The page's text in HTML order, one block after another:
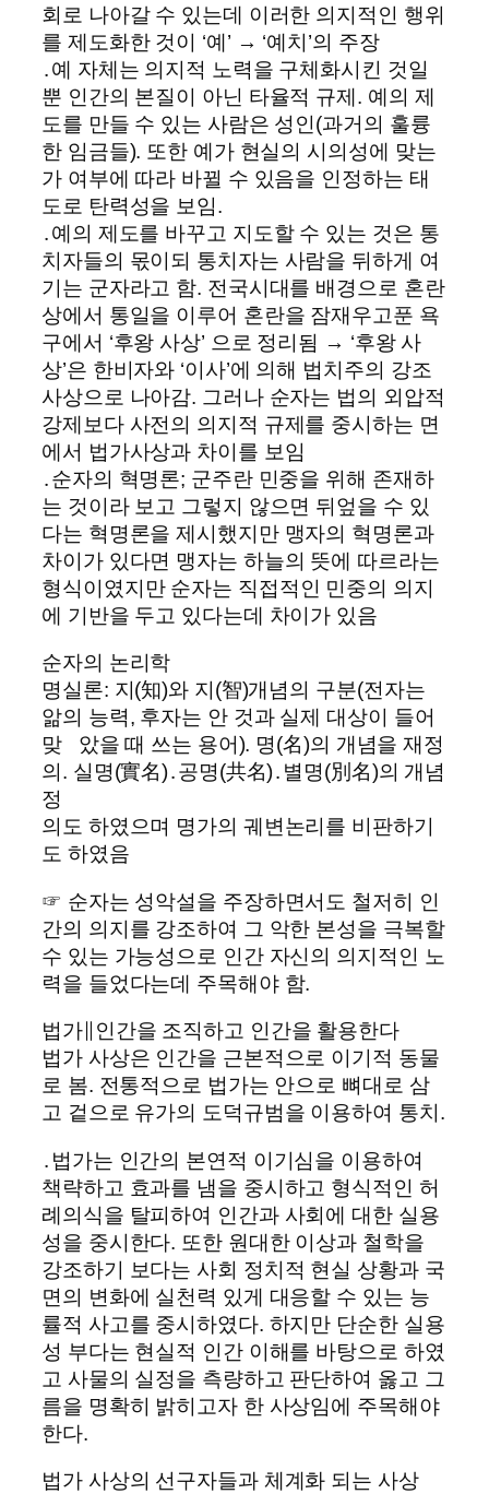
회로 나아갈 수 있는데 이러한 의지적인 행위
를 제도화한 것이 ‘예’ → ‘예치’의 주장
․예 자체는 의지적 노력을 구체화시킨 것일
뿐 인간의 본질이 아닌 타율적 규제. 예의 제
도를 만들 수 있는 사람은 성인(과거의 훌륭
한 임금들). 또한 예가 현실의 시의성에 맞는
가 여부에 따라 바뀔 수 있음을 인정하는 태
도로 탄력성을 보임.
․예의 제도를 바꾸고 지도할 수 있는 것은 통
치자들의 몫이되 통치자는 사람을 뒤하게 여
기는 군자라고 함. 전국시대를 배경으로 혼란
상에서 통일을 이루어 혼란을 잠재우고푼 욕
구에서 ‘후왕 사상’ 으로 정리됨 → ‘후왕 사
상’은 한비자와 ‘이사’에 의해 법치주의 강조
사상으로 나아감. 그러나 순자는 법의 외압적
강제보다 사전의 의지적 규제를 중시하는 면
에서 법가사상과 차이를 보임
․순자의 혁명론; 군주란 민중을 위해 존재하
는 것이라 보고 그렇지 않으면 뒤엎을 수 있
다는 혁명론을 제시했지만 맹자의 혁명론과
차이가 있다면 맹자는 하늘의 뜻에 따르라는
형식이였지만 순자는 직접적인 민중의 의지
에 기반을 두고 있다는데 차이가 있음
순자의 논리학
명실론: 지(知)와 지(智)개념의 구분(전자는
앎의 능력, 후자는 안 것과 실제 대상이 들어
맞 았을 때 쓰는 용어). 명(名)의 개념을 재정
의. 실명(實名)․공명(共名)․별명(別名)의 개념
정
의도 하였으며 명가의 궤변논리를 비판하기
도 하였음
☞ 순자는 성악설을 주장하면서도 철저히 인
간의 의지를 강조하여 그 악한 본성을 극복할
수 있는 가능성으로 인간 자신의 의지적인 노
력을 들었다는데 주목해야 함.
법가∥인간을 조직하고 인간을 활용한다
법가 사상은 인간을 근본적으로 이기적 동물
로 봄. 전통적으로 법가는 안으로 뼈대로 삼
고 겉으로 유가의 도덕규범을 이용하여 통치.
․법가는 인간의 본연적 이기심을 이용하여
책략하고 효과를 냄을 중시하고 형식적인 허
례의식을 탈피하여 인간과 사회에 대한 실용
성을 중시한다. 또한 원대한 이상과 철학을
강조하기 보다는 사회 정치적 현실 상황과 국
면의 변화에 실천력 있게 대응할 수 있는 능
률적 사고를 중시하였다. 하지만 단순한 실용
성 부다는 현실적 인간 이해를 바탕으로 하였
고 사물의 실정을 측량하고 판단하여 옳고 그
름을 명확히 밝히고자 한 사상임에 주목해야
한다.
법가 사상의 선구자들과 체계화 되는 사상